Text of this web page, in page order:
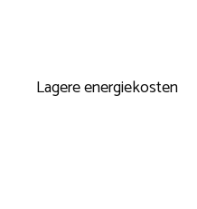
Lagere energiekosten